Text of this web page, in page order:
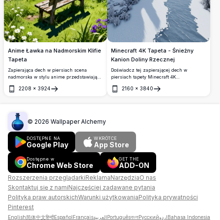
Anime Ławka na Nadmorskim Klifie
Tapeta
Zapierająca dech w piersiach scena
nadmorska w stylu anime przedstawiająca
błyszczący błękitny ocean, piaszczystą
wysokiej rozdzielczości.
2208 × 3924
Otwórz
Minecraft 4K Tapeta - Śnieżny
Kanion Doliny Rzecznej
Doświadcz tej zapierającej dech w
piersiach tapety Minecraft 4K
wijącą się przez wysokie ściany kanionu
2160 × 3840
Otwórz
© 2026 Wallpaper Alchemy
DOSTĘPNE NA
Google Play
WKRÓTCE
App Store
Dostępne w
Chrome Web Store
GET THE
ADD-ON
Rozszerzenia przeglądarkiReklamaNarzędziaO nas
Skontaktuj się z namiNajczęściej zadawane pytania
Polityka praw autorskichWarunki użytkowaniaPolityka prywatności
Pinterest
English简体中文हिन्दीEspañolFrançaisالعربيةPortuguêsবাংলাРусскийاردوBahasa Indonesia